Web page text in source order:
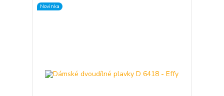
Novinka